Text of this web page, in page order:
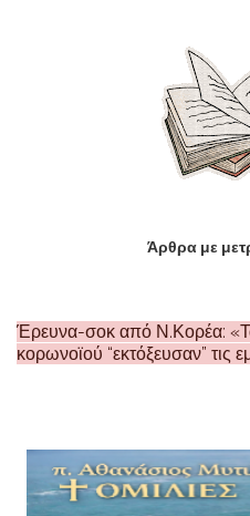
Άρθρα με
Έρευνα-σοκ από Ν.Κορέα:
κορωνοϊού “εκτόξευσαν” τις